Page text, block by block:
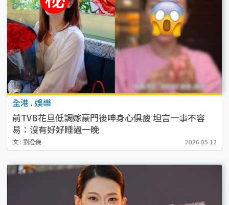
全港 . 娛樂
前TVB花旦低調嫁豪門後呻身心俱疲 坦言一事不容
易：沒有好好睡過一晚
文 : 劉澄儀 2026.05.12